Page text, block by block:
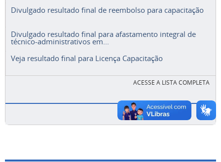
Divulgado resultado final de reembolso para capacitação
Divulgado resultado final para afastamento integral de
técnico-administrativos em...
Veja resultado final para Licença Capacitação
ACESSE A LISTA COMPLETA